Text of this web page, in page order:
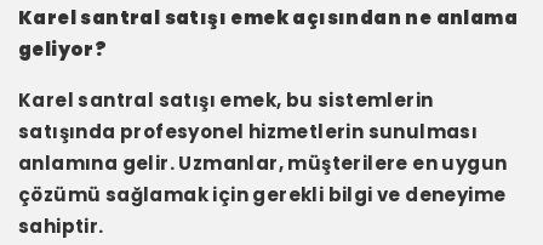
Karel santral satışı emek açısından ne anlama
geliyor?
Karel santral satışı emek, bu sistemlerin
satışında profesyonel hizmetlerin sunulması
anlamına gelir. Uzmanlar, müşterilere en uygun
çözümü sağlamak için gerekli bilgi ve deneyime
sahiptir.